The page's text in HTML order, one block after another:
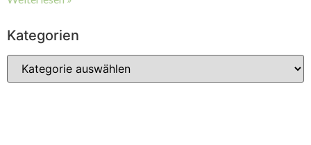
Kategorien